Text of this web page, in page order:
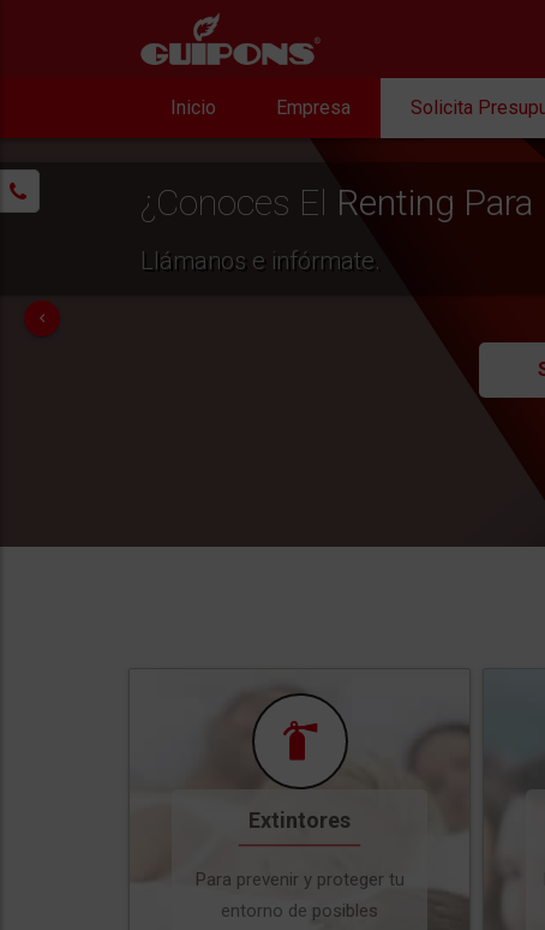
Inicio Empresa Solicita
¿Conoces El Renting
Llámanos e infórmate.
Extintores
Para prevenir y proteger tu
entorno de posibles